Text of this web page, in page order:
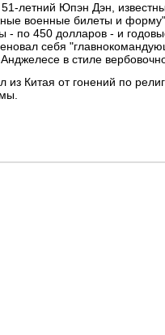
летний Юпэн Дэн,
военные билеты и
- по 450 долларов - и
себя
в стиле
из Китая от гонений по